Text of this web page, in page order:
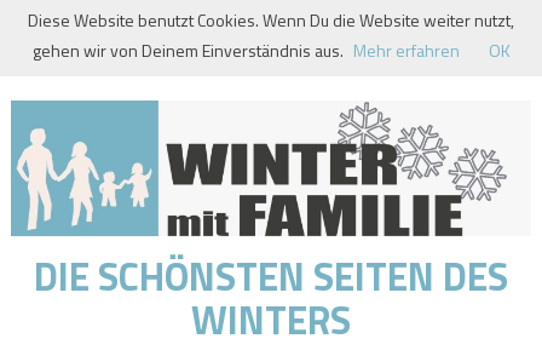
Skip
DIE SCHÖNSTEN SEITEN DES
WINTERS
Diese Website benutzt Cookies. Wenn Du die Website weiter nutzt,
gehen wir von Deinem Einverständnis aus. Mehr erfahren OK